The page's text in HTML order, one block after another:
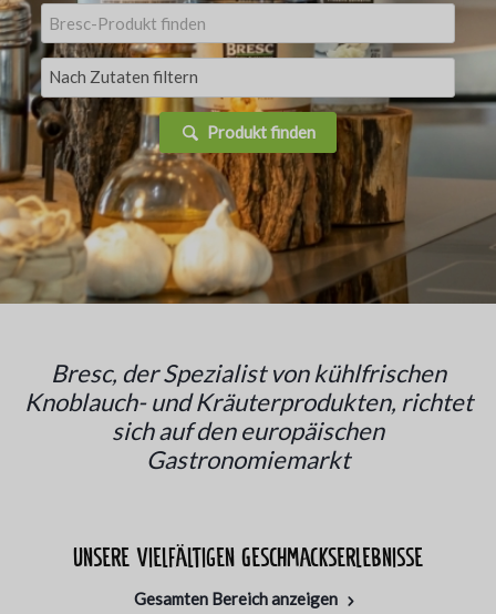
Produkt finden
Bresc, der Spezialist von kühlfrischen
Knoblauch- und Kräuterprodukten, richtet
sich auf den europäischen
Gastronomiemarkt
Unsere vielfältigen Geschmackserlebnisse
Gesamten Bereich anzeigen